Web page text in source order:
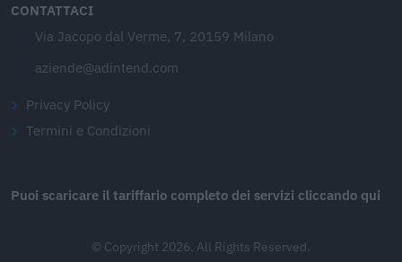
CONTATTACI
Via Jacopo dal Verme, 7, 20159 Milano
aziende@adintend.com
Privacy Policy
Termini e Condizioni
Puoi scaricare il tariffario completo dei servizi cliccando qui
© Copyright 2026. All Rights Reserved.